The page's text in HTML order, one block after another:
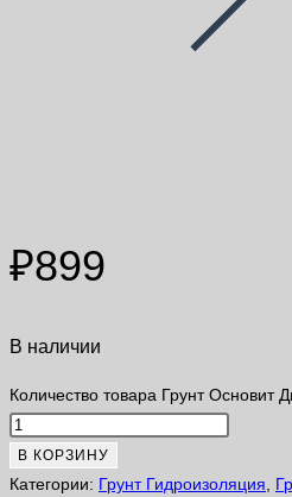
₽899
В наличии
Количество товара Грунт Основит
В КОРЗИНУ
Категории: Грунт Гидроизоляция